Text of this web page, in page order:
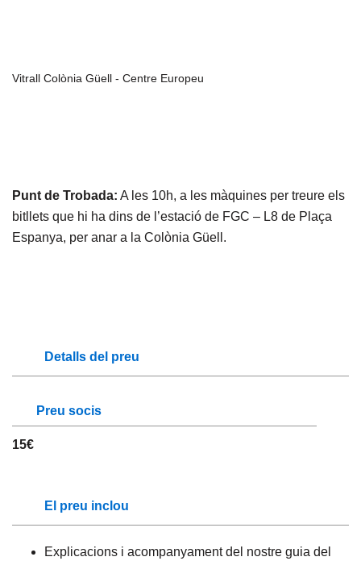
Vitrall Colònia Güell - Centre Europeu
Punt de Trobada: A les 10h, a les màquines per treure els
bitllets que hi ha dins de l’estació de FGC – L8 de Plaça
Espanya, per anar a la Colònia Güell.
Detalls del preu
Preu socis
15€
El preu inclou
Explicacions i acompanyament del nostre guia del